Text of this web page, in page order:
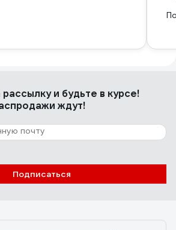
рассылкуи будьте в курсе!
ждут!
Подписаться